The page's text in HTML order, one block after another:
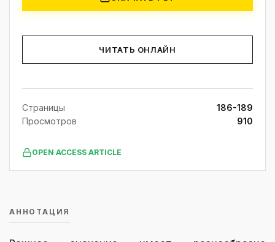
ЧИТАТЬ ОНЛАЙН
Страницы
186-189
Просмотров
910
OPEN ACCESS ARTICLE
АННОТАЦИЯ